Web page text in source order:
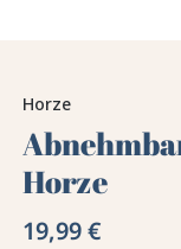
Horze
Horze
19,99 €